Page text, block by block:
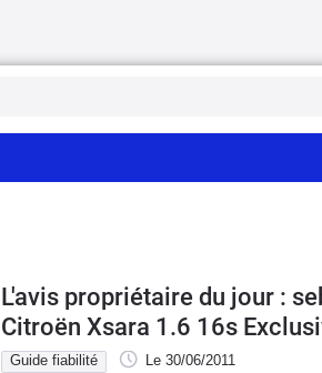
L'avis propriétaire du jour :
Citroën Xsara 1.6 16s
Guide fiabilité Le 30/06/2011